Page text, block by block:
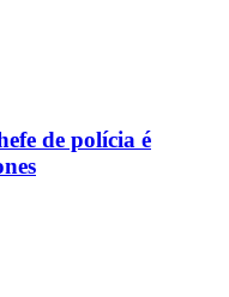
de polícia é